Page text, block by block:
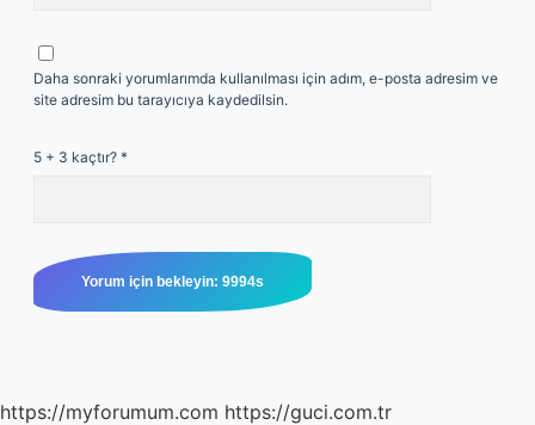
Daha sonraki yorumlarımda kullanılması için adım, e-posta adresim ve
site adresim bu tarayıcıya kaydedilsin.
5 + 3 kaçtır? *
https://myforumum.com https://guci.com.tr